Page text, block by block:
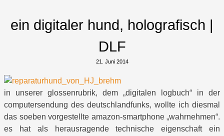
ein digitaler hund, holografisch |
DLF
21. Juni 2014
in unserer glossenrubrik, dem „digitalen logbuch“ in der
computersendung des deutschlandfunks, wollte ich diesmal
das soeben vorgestellte amazon-smartphone „wahrnehmen“.
es hat als herausragende technische eigenschaft ein